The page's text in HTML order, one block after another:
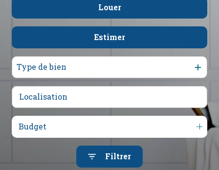
poser
question
l'agence
Louer
Estimer
Type de bien
Budget
Filtrer